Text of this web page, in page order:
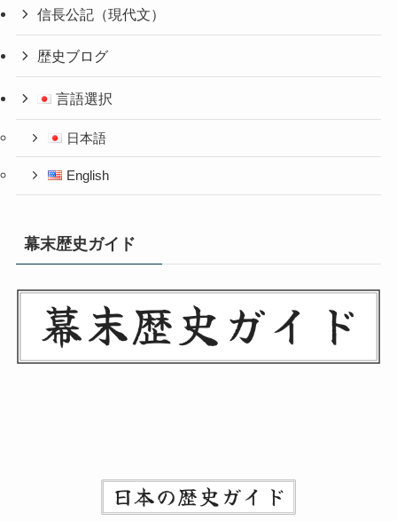
信長公記（現代文）
歴史ブログ
言語選択
日本語
English
幕末歴史ガイド